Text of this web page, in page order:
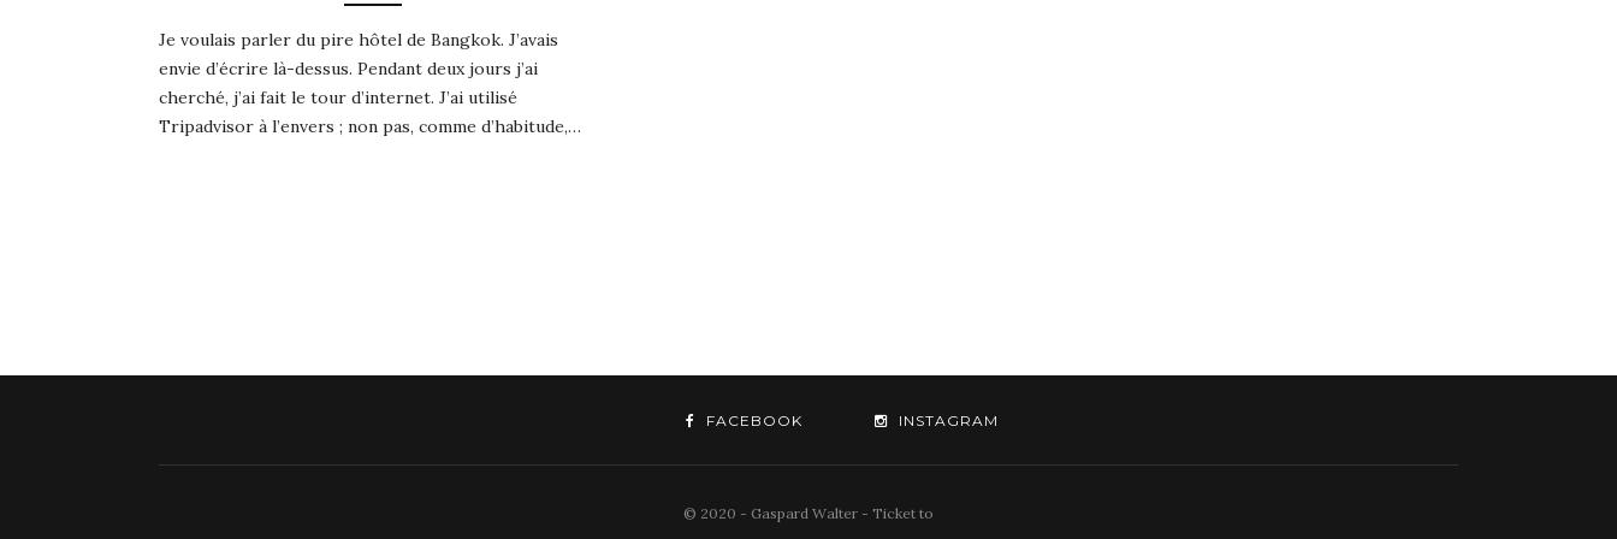
Je voulais parler du pire hôtel de Bangkok. J’avais
envie d’écrire là-dessus. Pendant deux jours j’ai
cherché, j’ai fait le tour d’internet. J’ai utilisé
Tripadvisor à l’envers ; non pas, comme d’habitude,…
FACEBOOK INSTAGRAM
© 2020 - Gaspard Walter - Ticket to